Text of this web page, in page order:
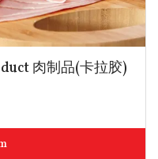
肉制品(卡拉胶)